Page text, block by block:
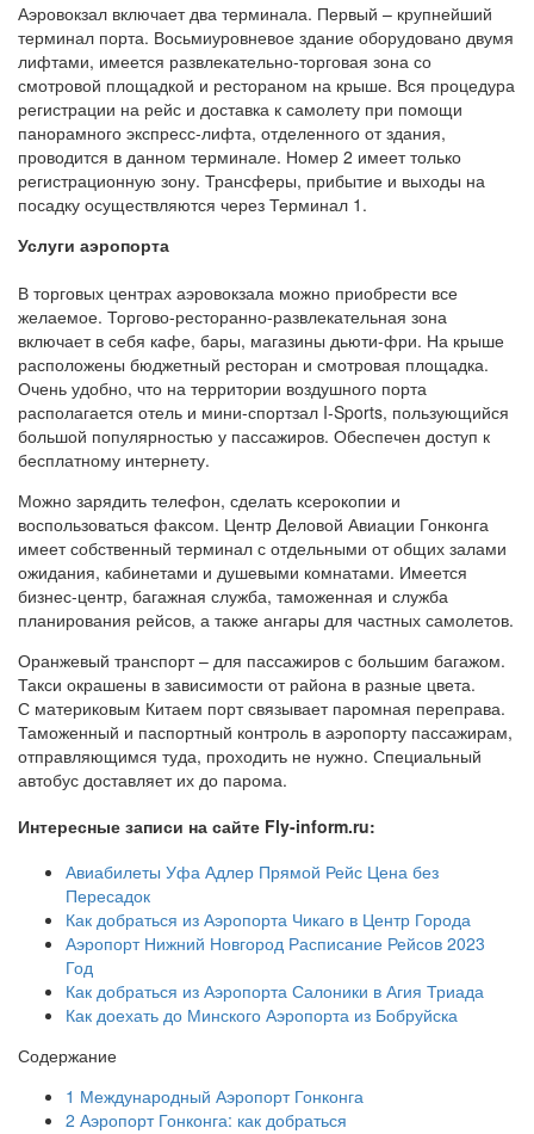
Аэровокзал включает два терминала. Первый – крупнейший
терминал порта. Восьмиуровневое здание оборудовано двумя
лифтами, имеется развлекательно-торговая зона со
смотровой площадкой и рестораном на крыше. Вся процедура
регистрации на рейс и доставка к самолету при помощи
панорамного экспресс-лифта, отделенного от здания,
проводится в данном терминале. Номер 2 имеет только
регистрационную зону. Трансферы, прибытие и выходы на
посадку осуществляются через Терминал 1.
Услуги аэропорта
В торговых центрах аэровокзала можно приобрести все
желаемое. Торгово-ресторанно-развлекательная зона
включает в себя кафе, бары, магазины дьюти-фри. На крыше
расположены бюджетный ресторан и смотровая площадка.
Очень удобно, что на территории воздушного порта
располагается отель и мини-спортзал I-Sports, пользующийся
большой популярностью у пассажиров. Обеспечен доступ к
бесплатному интернету.
Можно зарядить телефон, сделать ксерокопии и
воспользоваться факсом. Центр Деловой Авиации Гонконга
имеет собственный терминал с отдельными от общих залами
ожидания, кабинетами и душевыми комнатами. Имеется
бизнес-центр, багажная служба, таможенная и служба
планирования рейсов, а также ангары для частных самолетов.
Оранжевый транспорт – для пассажиров с большим багажом.
Такси окрашены в зависимости от района в разные цвета.
С материковым Китаем порт связывает паромная переправа.
Таможенный и паспортный контроль в аэропорту пассажирам,
отправляющимся туда, проходить не нужно. Специальный
автобус доставляет их до парома.
Интересные записи на сайте Fly-inform.ru:
Авиабилеты Уфа Адлер Прямой Рейс Цена без
Пересадок
Как добраться из Аэропорта Чикаго в Центр Города
Аэропорт Нижний Новгород Расписание Рейсов 2023
Год
Как добраться из Аэропорта Салоники в Агия Триада
Как доехать до Минского Аэропорта из Бобруйска
Содержание
1 Международный Аэропорт Гонконга
2 Аэропорт Гонконга: как добраться